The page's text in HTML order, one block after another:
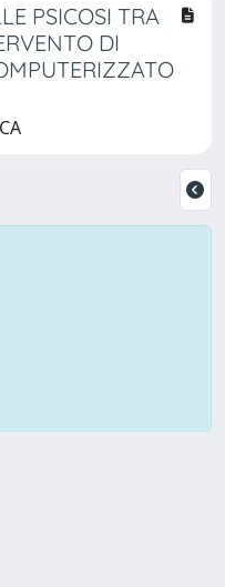
PSICOSI TRA
DI